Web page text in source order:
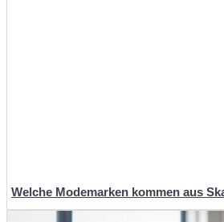
Welche Modemarken kommen aus